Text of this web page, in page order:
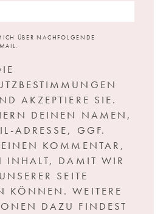
ÜBER NACHFOLGENDE
AKZEPTIERE SIE.
DEINEN NAMEN,
ADRESSE, GGF.
KOMMENTAR,
INHALT, DAMIT WIR
SEITE
KÖNNEN. WEITERE
DAZU FINDEST